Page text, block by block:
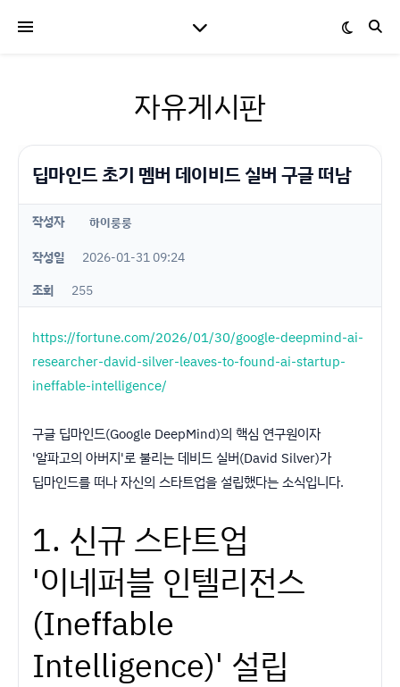
자유게시판
딥마인드 초기 멤버 데이비드 실버 구글 떠남
작성자 하이룽룽
작성일
2026-01-31 09:24
조회
255
https://fortune.com/2026/01/30/google-deepmind-ai-
researcher-david-silver-leaves-to-found-ai-startup-
ineffable-intelligence/
구글 딥마인드(Google DeepMind)의 핵심 연구원이자
'알파고의 아버지'로 불리는 데비드 실버(David Silver)가
딥마인드를 떠나 자신의 스타트업을 설립했다는 소식입니다.
1. 신규 스타트업
'이네퍼블 인텔리전스
(Ineffable
Intelligence)' 설립